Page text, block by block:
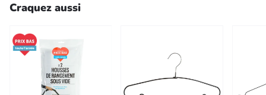
Craquez aussi